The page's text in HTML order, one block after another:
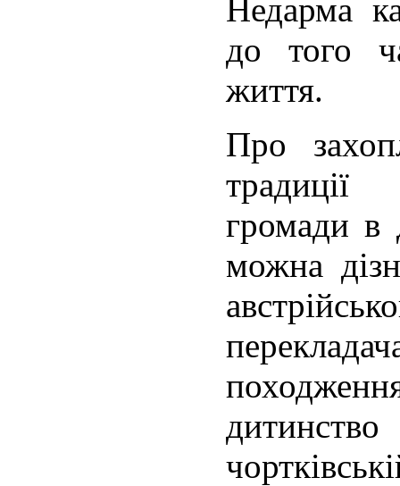
Недарма
до того
життя.
Про
традиції
громади в
можна